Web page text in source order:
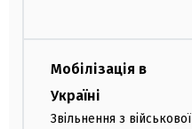
Мобілізація в
Україні
Звільнення з військової